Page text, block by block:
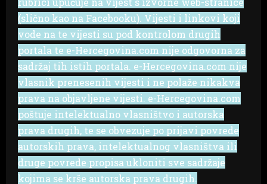
(slično kao na Facebooku). Vijesti i linkovi koji
vode na te vijesti su pod kontrolom drugih
portala te e-Hercegovina.com nije odgovorna za
sadržaj tih istih portala. e-Hercegovina.com nije
vlasnik prenesenih vijesti i ne polaže nikakva
prava na objavljene vijesti. e-Hercegovina.com
poštuje intelektualno vlasništvo i autorska
prava drugih, te se obvezuje po prijavi povrede
autorskih prava, intelektualnog vlasništva ili
druge povrede propisa ukloniti sve sadržaje
kojima se krše autorska prava drugih.